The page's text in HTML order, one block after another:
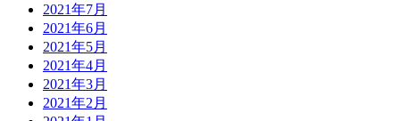
2021年7月
2021年6月
2021年5月
2021年4月
2021年3月
2021年2月